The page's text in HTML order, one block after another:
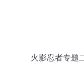
火影忍者专题